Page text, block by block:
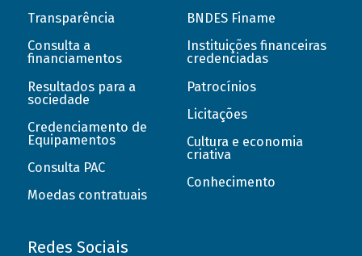
Transparência
Consulta a
financiamentos
Resultados para a
sociedade
Credenciamento de
Equipamentos
Consulta PAC
Moedas contratuais
BNDES Finame
Instituições financeiras
credenciadas
Patrocínios
Licitações
Cultura e economia
criativa
Conhecimento
Redes Sociais